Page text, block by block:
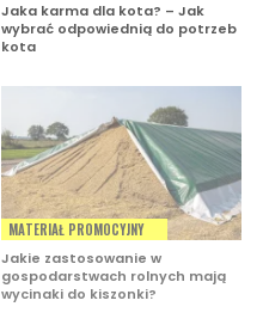
Jaka karma dla kota? – Jak
wybrać odpowiednią do potrzeb
kota
MATERIAŁ PROMOCYJNY
Jakie zastosowanie w
gospodarstwach rolnych mają
wycinaki do kiszonki?